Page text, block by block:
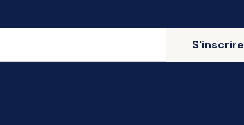
S'inscrire